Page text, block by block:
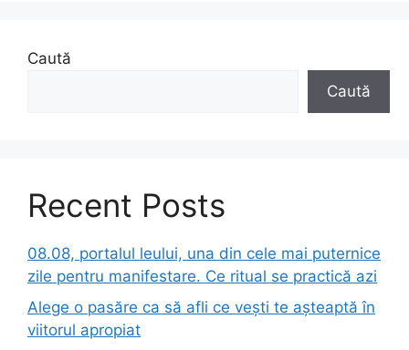
Caută
Caută
Recent Posts
08.08, portalul leului, una din cele mai puternice
zile pentru manifestare. Ce ritual se practică azi
Alege o pasăre ca să afli ce vești te așteaptă în
viitorul apropiat